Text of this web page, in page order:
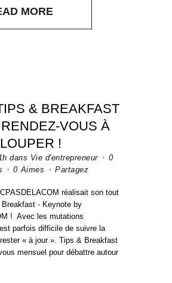
MORE
& BREAKFAST
VOUS À
!
dans Vie d'entrepreneur
0
0 Aimes Partagez
réalisait son tout
- Keynote by
! Avec les mutations
parfois difficile de suivre la
« à jour ». Tips & Breakfast
mensuel pour débattre autour